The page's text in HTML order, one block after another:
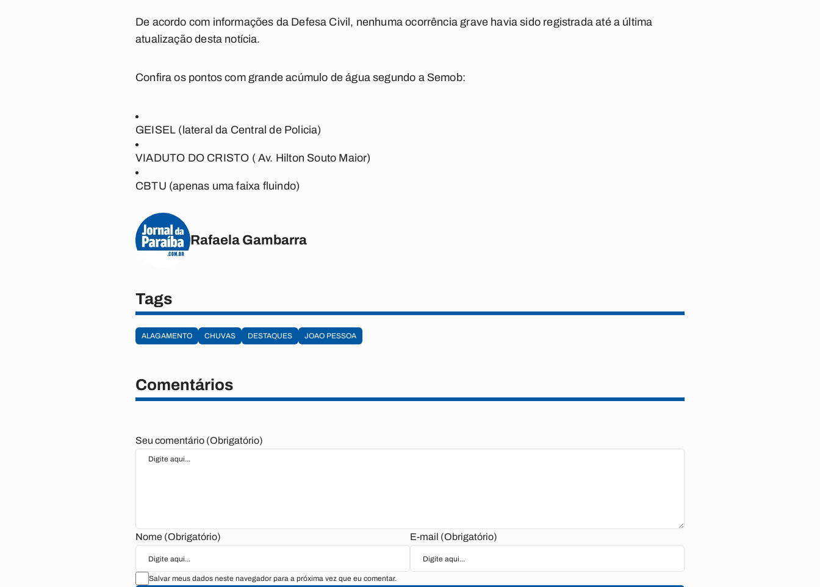
De acordo com informações da Defesa Civil, nenhuma ocorrência grave havia sido registrada até a última
atualização desta notícia.
Confira os pontos com grande acúmulo de água segundo a Semob:
GEISEL (lateral da Central de Policia)
VIADUTO DO CRISTO ( Av. Hilton Souto Maior)
CBTU (apenas uma faixa fluindo)
Rafaela Gambarra
Tags
ALAGAMENTO CHUVAS DESTAQUES JOAO PESSOA
Comentários
Seu comentário (Obrigatório)
Nome (Obrigatório) E-mail (Obrigatório)
Salvar meus dados neste navegador para a próxima vez que eu comentar.